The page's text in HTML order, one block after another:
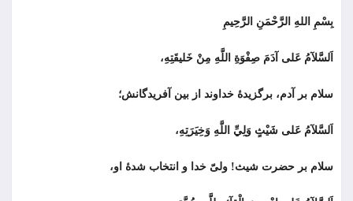
بِسْمِ اللهِ الرَّحْمَنِ الرَّحِيمِ
اَلسَّلآمُ عَلى آدَمَ صِفْوَةِ اللَّهِ مِنْ خَليقَتِهِ،
سلام بر آدم، برگزيدۀ خداوند از بين آفريدگانش؛
اَلسَّلآمُ عَلى شَيْثٍ وَلِيِّ اللَّهِ وَخِيَرَتِهِ،
سلام بر حضرت شيث! ولىّ خدا و انتخاب شدۀ او،